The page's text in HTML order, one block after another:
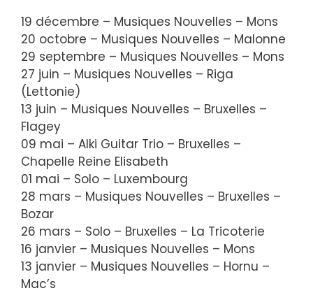
19 décembre – Musiques Nouvelles – Mons
20 octobre – Musiques Nouvelles – Malonne
29 septembre – Musiques Nouvelles – Mons
27 juin – Musiques Nouvelles – Riga
(Lettonie)
13 juin – Musiques Nouvelles – Bruxelles –
Flagey
09 mai – Alki Guitar Trio – Bruxelles –
Chapelle Reine Elisabeth
01 mai – Solo – Luxembourg
28 mars – Musiques Nouvelles – Bruxelles –
Bozar
26 mars – Solo – Bruxelles – La Tricoterie
16 janvier – Musiques Nouvelles – Mons
13 janvier – Musiques Nouvelles – Hornu –
Mac’s